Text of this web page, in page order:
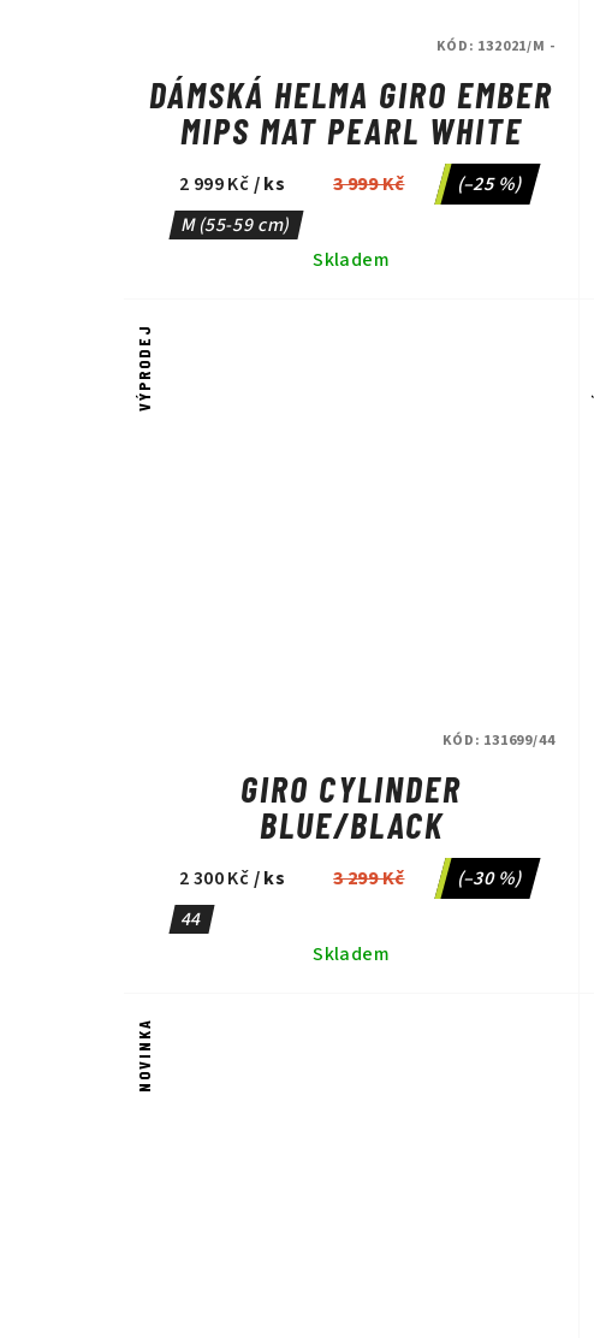
DÁMSKÁ HELMA GIRO EMBER
MIPS MAT PEARL WHITE
2 999 Kč/ ks 3 999 Kč
(–25 %)
M (55-59 cm)
Skladem
KÓD: 132021/M -
VÝPRODEJ
GIRO CYLINDER
BLUE/BLACK
2 300 Kč/ ks 3 299 Kč
(–30 %)
44
Skladem
KÓD: 131699/44
NOVINKA